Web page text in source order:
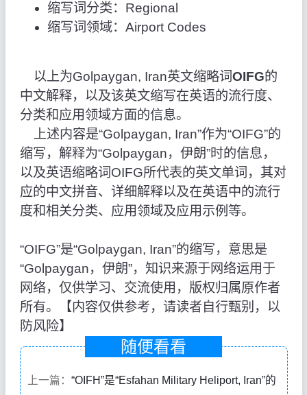
缩写词分类：Regional
缩写词领域：Airport Codes
以上为Golpaygan, Iran英文缩略词OIFG的
中文解释，以及该英文缩写在英语的流行度、
分类和应用领域方面的信息。
上述内容是“Golpaygan, Iran”作为“OIFG”的
缩写，解释为“Golpaygan，伊朗”时的信息，
以及英语缩略词OIFG所代表的英文单词，其对
应的中文拼音、详细解释以及在英语中的流行
度和相关分类、应用领域及应用示例等。
“OIFG”是“Golpaygan, Iran”的缩写，意思是
“Golpaygan，伊朗”，知识来源于网络运用于
网络，仅供学习、交流使用，版权归属原作者
所有。【内容仅供参考，请读者自行甄别，以
防风险】
随便看看
上一篇： “OIFH”是“Esfahan Military Heliport, Iran”的